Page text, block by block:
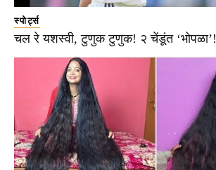
स्पोर्ट्स
चल रे यशस्वी, टुणुक टुणुक! २ चेंडूंत ‘भोपळा’!